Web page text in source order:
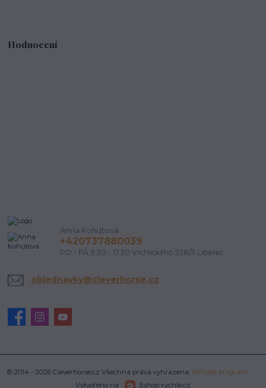
Hodnocení
Anna Kohútová
+420737880039
PO - PÁ 9.30 - 17.30 Vrchlického 338/3 Liberec
objednavky@cleverhorse.cz
© 2014 - 2026 Cleverhorse.cz Všechna práva vyhrazena.Affiliate program
Vytvořeno na
Eshop-rychle.cz